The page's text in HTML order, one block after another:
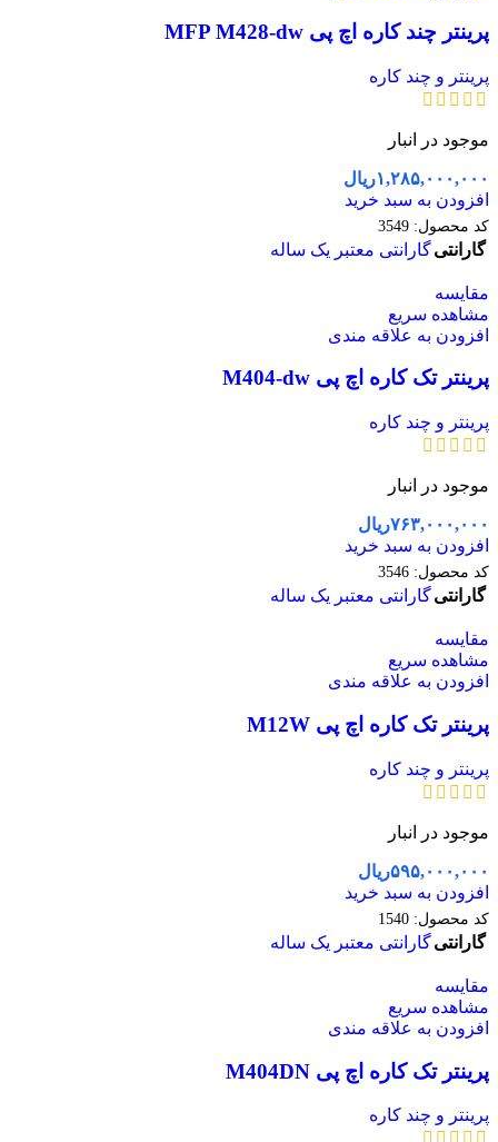
پرینتر چند کاره اچ پی MFP M428-dw
پرینتر و چند کاره
موجود در انبار
۱,۲۸۵,۰۰۰,۰۰۰ریال
افزودن به سبد خرید
کد محصول: 3549
گارانتیگارانتی معتبر یک ساله
مقایسه
مشاهده سریع
افزودن به علاقه مندی
پرینتر تک کاره اچ پی M404-dw
پرینتر و چند کاره
موجود در انبار
۷۶۳,۰۰۰,۰۰۰ریال
افزودن به سبد خرید
کد محصول: 3546
گارانتیگارانتی معتبر یک ساله
مقایسه
مشاهده سریع
افزودن به علاقه مندی
پرینتر تک کاره اچ پی M12W
پرینتر و چند کاره
موجود در انبار
۵۹۵,۰۰۰,۰۰۰ریال
افزودن به سبد خرید
کد محصول: 1540
گارانتیگارانتی معتبر یک ساله
مقایسه
مشاهده سریع
افزودن به علاقه مندی
پرینتر تک کاره اچ پی M404DN
پرینتر و چند کاره